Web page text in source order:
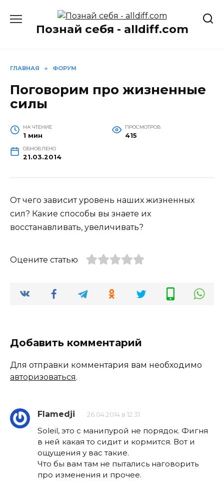
содержаниюПознай себя - alldiff.com
ГЛАВНАЯ » ФОРУМ
Поговорим про жизненные
силы
НА ЧТЕНИЕ
1 мин
ПРОСМОТРОВ
415
ОБНОВЛЕНО
21.03.2014
От чего зависит уровень наших жизненных
сил? Какие способы вы знаете их
восстанавливать, увеличивать?
Оцените статью
Добавить комментарий
Для отправки комментария вам необходимо
авторизоваться.
Flamedji 26.04.2014 в 12:31
Soleil, это с манипурой не порядок. Фигня
в ней какая то сидит и кормится. Вот и
ощущения у вас такие.
Что бы вам там не пытались наговорить
про изменения и прочее.